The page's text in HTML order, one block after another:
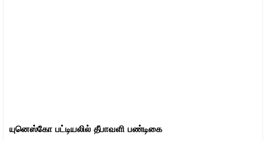
யுனெஸ்கோ பட்டியலில் தீபாவளி பண்டிகை